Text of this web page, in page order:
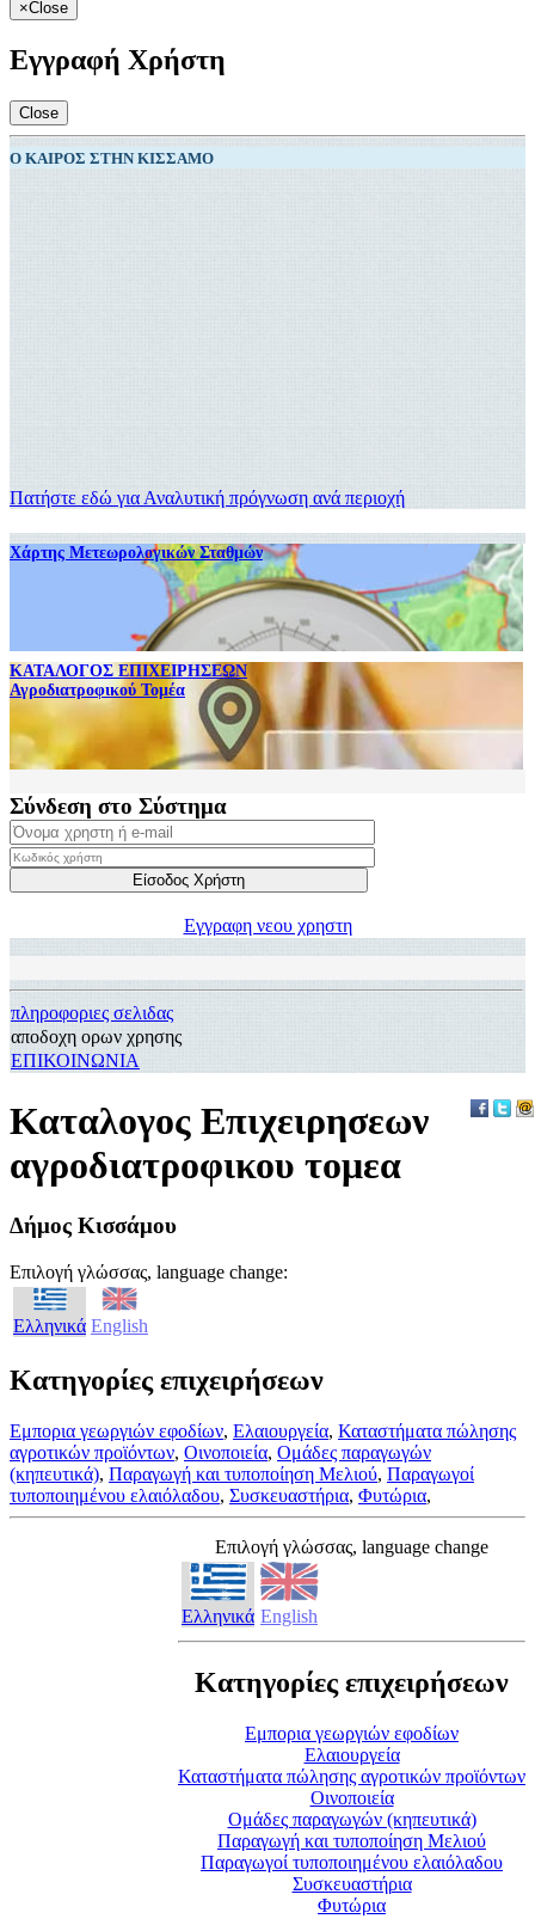
×Close
Εγγραφή Χρήστη
Close
Ο ΚΑΙΡΌΣ ΣΤΗΝ ΚΊΣΣΑΜΟ
Πατήστε εδώ για Αναλυτική πρόγνωση ανά περιοχή
Χάρτης Μετεωρολογικών Σταθμών
ΚΑΤΑΛΟΓΟΣ ΕΠΙΧΕΙΡΗΣΕΩΝ
Αγροδιατροφικού Τομέα
Σύνδεση στο Σύστημα
Εγγραφη νεου χρηστη
πληροφοριες σελιδας
αποδοχη ορων χρησης
ΕΠΙΚΟΙΝΩΝΙΑ
Καταλογος Επιχειρησεων
αγροδιατροφικου τομεα
Δήμος Κισσάμου
Επιλογή γλώσσας, language change:
Ελληνικά English
Κατηγορίες επιχειρήσεων
Eμπορια γεωργιών εφοδίων, Ελαιουργεία, Καταστήματα πώλησης
αγροτικών προϊόντων, Οινοποιεία, Ομάδες παραγωγών
(κηπευτικά), Παραγωγή και τυποποίηση Μελιού, Παραγωγοί
τυποποιημένου ελαιόλαδου, Συσκευαστήρια, Φυτώρια,
Επιλογή γλώσσας, language change
Ελληνικά English
Κατηγορίες επιχειρήσεων
Eμπορια γεωργιών εφοδίων
Ελαιουργεία
Καταστήματα πώλησης αγροτικών προϊόντων
Οινοποιεία
Ομάδες παραγωγών (κηπευτικά)
Παραγωγή και τυποποίηση Μελιού
Παραγωγοί τυποποιημένου ελαιόλαδου
Συσκευαστήρια
Φυτώρια